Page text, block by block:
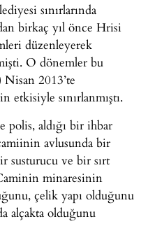
sınırlarında
birkaç yıl önce Hrisi
düzenleyerek
O dönemler bu
2013’te
etkisiyle sınırlanmıştı.
polis, aldığı bir ihbar
avlusunda bir
susturucu ve bir sırt
minaresinin
çelik yapı olduğunu
alçakta olduğunu